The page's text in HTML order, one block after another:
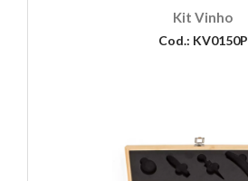
Kit Vinho
Cod.: KV0150P